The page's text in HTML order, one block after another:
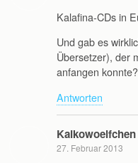
Kalafina-CDs in
Und gab es
Übersetzer), der
anfangen konnte?
Antworten
Kaikowoelfchen
27. Februar 2013